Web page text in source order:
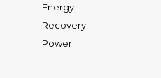
Energy
Recovery
Power